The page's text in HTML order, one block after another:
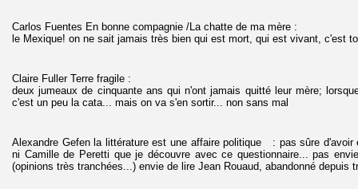
Carlos Fuentes En bonne compagnie /La chatte de ma mère :
le Mexique! on ne sait jamais très bien qui est mort, qui est vivant, c'est
Claire Fuller Terre fragile :
deux jumeaux de cinquante ans qui n'ont jamais quitté leur mère;
c'est un peu la cata... mais on va s'en sortir... non sans mal
Alexandre Gefen la littérature est une affaire politique : pas sûre d'avoir
ni Camille de Peretti que je découvre avec ce questionnaire... pas
(opinions très tranchées...) envie de lire Jean Rouaud, abandonné depuis